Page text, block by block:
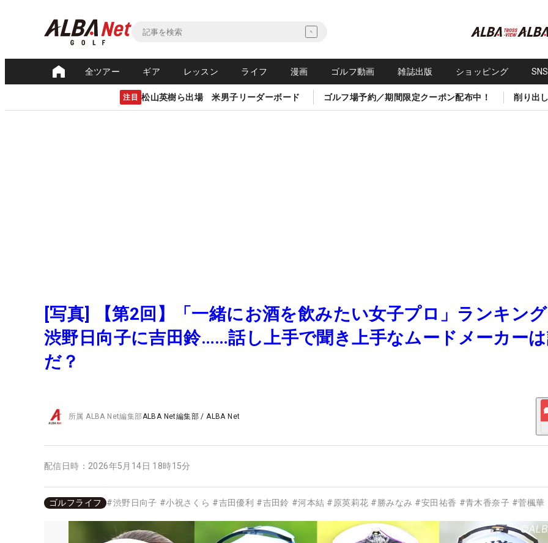
全ツアー ギア レッスン ライフ 漫画 ゴルフ動画 雑誌出版 ショッピング
注目 松山英樹ら出場 米男子リーダーボード ゴルフ場予約／期間限定クーポン配布中！ 削り出
[写真] 【第2回】「一緒にお酒を飲みたい女子プロ」ランキン
渋野日向子に吉田鈴……話し上手で聞き上手なムードメーカー
だ？
所属ALBA Net編集部ALBA Net編集部 /ALBA Net
配信日時： 2026年5月14日 18時15分
ゴルフライフ #渋野日向子 #小祝さくら #吉田優利 #吉田鈴 #河本結 #原英莉花 #勝みなみ #安田祐香 #青木香奈子 #菅楓華